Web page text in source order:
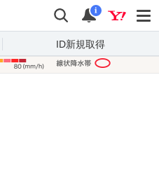
検索 通知
i
ID新規取得